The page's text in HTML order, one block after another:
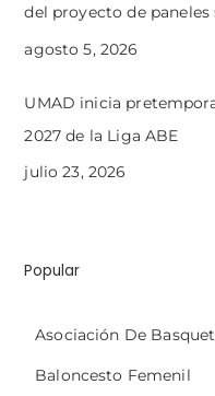
del proyecto de paneles
agosto 5, 2026
UMAD inicia
2027 de la Liga ABE
julio 23, 2026
Popular
Asociación De
Baloncesto Femenil